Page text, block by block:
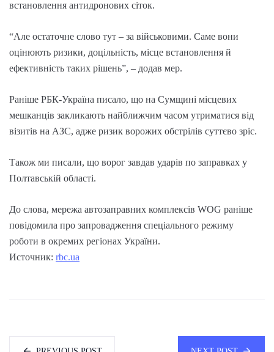
встановлення антидронових сіток.
“Але остаточне слово тут – за військовими. Саме вони
оцінюють ризики, доцільність, місце встановлення й
ефективність таких рішень”, – додав мер.
Раніше РБК-Україна писало, що на Сумщині місцевих
мешканців закликають найближчим часом утриматися від
візитів на АЗС, адже ризик ворожих обстрілів суттєво зріс.
Також ми писали, що ворог завдав ударів по заправках у
Полтавській області.
До слова, мережа автозаправних комплексів WOG раніше
повідомила про запровадження спеціального режиму
роботи в окремих регіонах України.
Источник: rbc.ua